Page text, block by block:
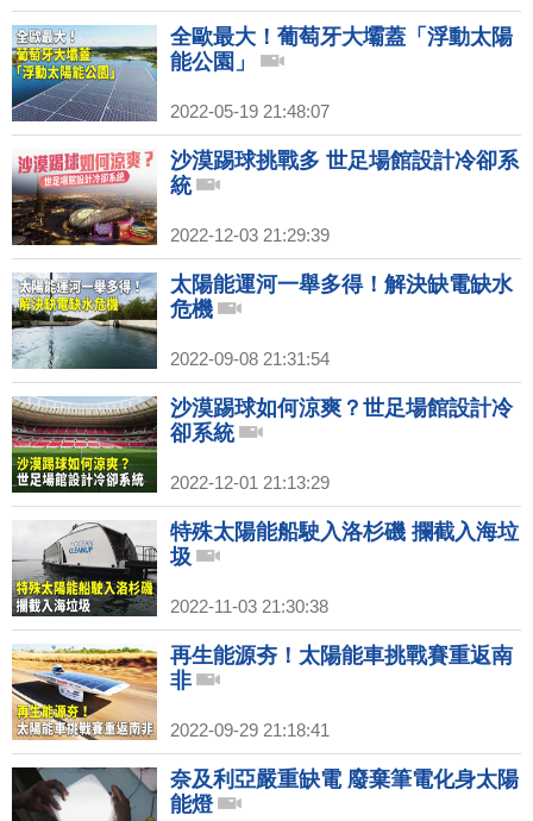
全歐最大！葡萄牙大壩蓋「浮動太陽
能公園」
2022-05-19 21:48:07
沙漠踢球挑戰多 世足場館設計冷卻系
統
2022-12-03 21:29:39
太陽能運河一舉多得！解決缺電缺水
危機
2022-09-08 21:31:54
沙漠踢球如何涼爽？世足場館設計冷
卻系統
2022-12-01 21:13:29
特殊太陽能船駛入洛杉磯 攔截入海垃
圾
2022-11-03 21:30:38
再生能源夯！太陽能車挑戰賽重返南
非
2022-09-29 21:18:41
奈及利亞嚴重缺電 廢棄筆電化身太陽
能燈